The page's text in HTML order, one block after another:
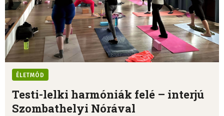
ÉLETMÓD
Testi-lelki harmóniák felé – interjú
Szombathelyi Nórával